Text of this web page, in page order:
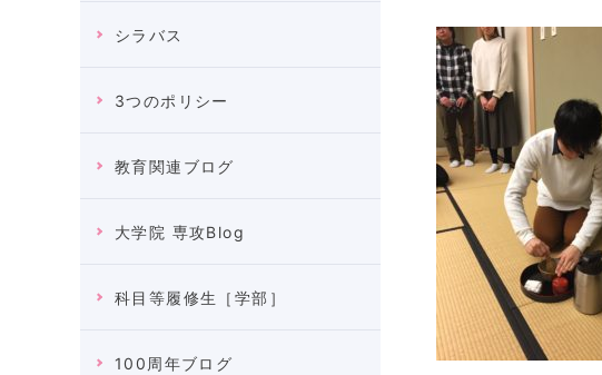
シラバス
3つのポリシー
教育関連ブログ
大学院 専攻Blog
科目等履修生［学部］
100周年ブログ